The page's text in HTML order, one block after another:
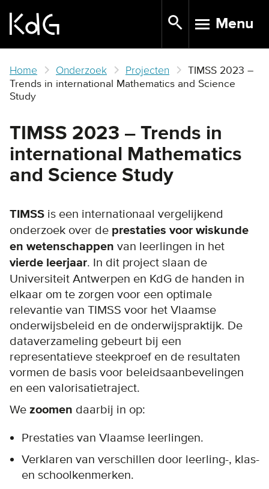
main
TOGGLE
Menu
Home Onderzoek Projecten
TIMSS 2023 –
Trends in international Mathematics and Science
Study
TIMSS 2023 – Trends in
international Mathematics
and Science Study
TIMSS is een internationaal vergelijkend
onderzoek over de prestaties voor wiskunde
en wetenschappen van leerlingen in het
vierde leerjaar. In dit project slaan de
Universiteit Antwerpen en KdG de handen in
elkaar om te zorgen voor een optimale
relevantie van TIMSS voor het Vlaamse
onderwijsbeleid en de onderwijspraktijk. De
dataverzameling gebeurt bij een
representatieve steekproef en de resultaten
vormen de basis voor beleidsaanbevelingen
en een valorisatietraject.
We zoomen daarbij in op:
Prestaties van Vlaamse leerlingen.
Verklaren van verschillen door leerling-, klas-
en schoolkenmerken.